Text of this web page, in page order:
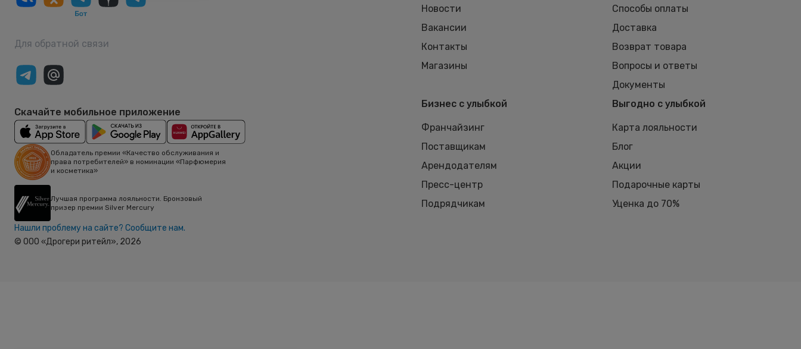
Для обратной связи
Скачайте мобильное приложение
Обладатель премии «Качество обслуживания и
права потребителей» в номинации «Парфюмерия
и косметика»
Лучшая программа лояльности. Бронзовый
призер премии Silver Mercury
Нашли проблему на сайте? Сообщите нам.
© ООО «Дрогери ритейл», 2026
Новости
Вакансии
Контакты
Магазины
Способы оплаты
Доставка
Возврат товара
Вопросы и ответы
Документы
Бизнес с улыбкой
Франчайзинг
Поставщикам
Арендодателям
Пресс-центр
Подрядчикам
Выгодно с улыбкой
Карта лояльности
Блог
Акции
Подарочные карты
Уценка до 70%